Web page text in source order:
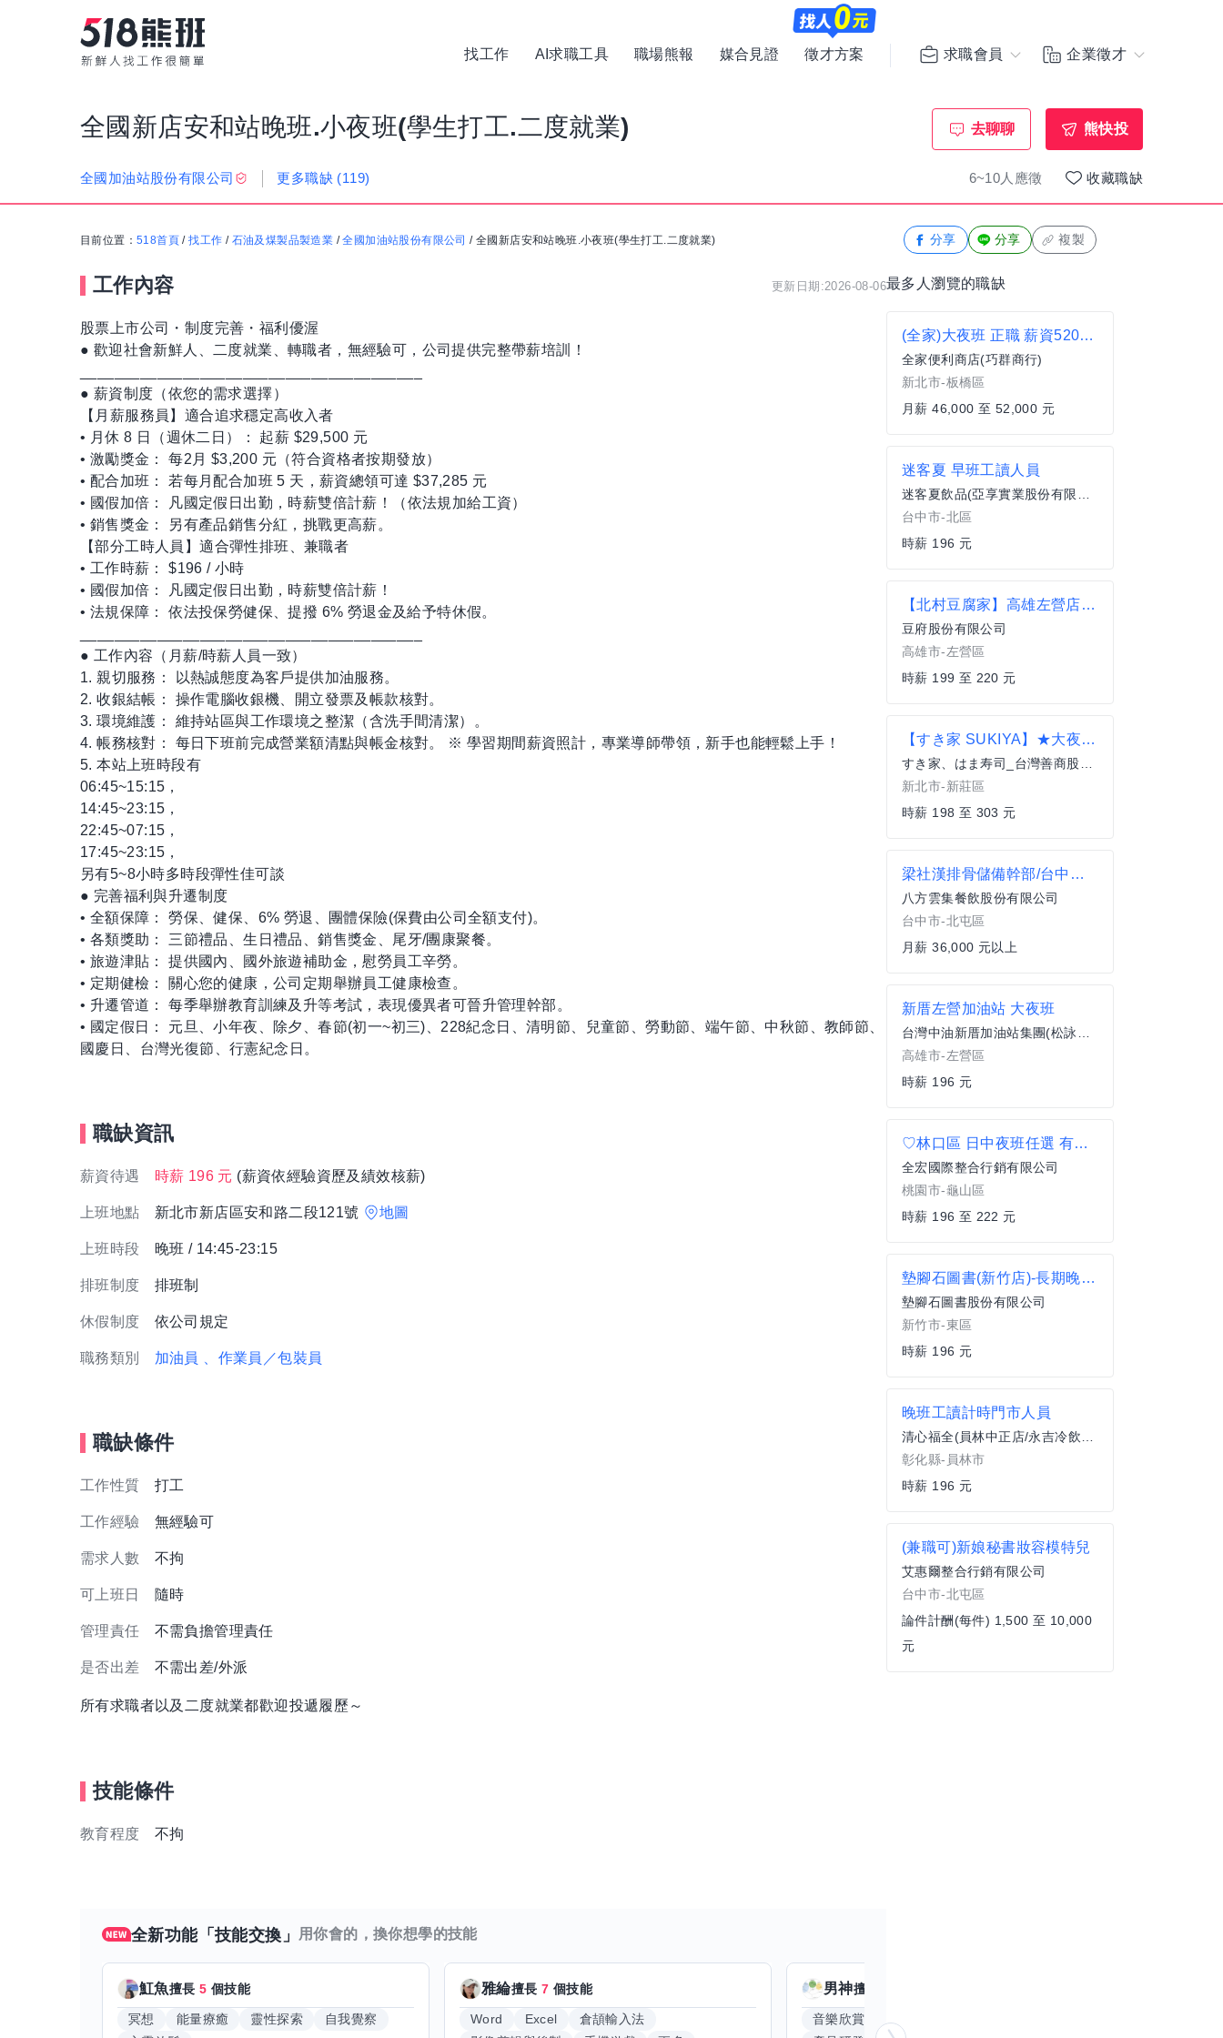
找工作 AI求職工具 職場熊報 媒合見證 徵才方案 求職會員 企業徵才
全國新店安和站晚班.小夜班(學生打工.二度就業) 去聊聊 熊快投
全國加油站股份有限公司 更多職缺 (119) 6~10人應徵 收藏職缺
目前位置： 518首頁 /找工作 / 石油及煤製品製造業 /全國加油站股份有限公司 /全國新店安和站晚班.小夜班(學生打工.二度就業)
工作內容 更新日期:2026-08-06
股票上市公司・制度完善・福利優渥
● 歡迎社會新鮮人、二度就業、轉職者，無經驗可，公司提供完整帶薪培訓！
● 薪資制度（依您的需求選擇）
【月薪服務員】適合追求穩定高收入者
• 月休 8 日（週休二日）： 起薪 $29,500 元
• 激勵獎金： 每2月 $3,200 元（符合資格者按期發放）
• 配合加班： 若每月配合加班 5 天，薪資總領可達 $37,285 元
• 國假加倍： 凡國定假日出勤，時薪雙倍計薪！（依法規加給工資）
• 銷售獎金： 另有產品銷售分紅，挑戰更高薪。
【部分工時人員】適合彈性排班、兼職者
• 工作時薪： $196 / 小時
• 國假加倍： 凡國定假日出勤，時薪雙倍計薪！
• 法規保障： 依法投保勞健保、提撥 6% 勞退金及給予特休假。
● 工作內容（月薪/時薪人員一致）
1. 親切服務： 以熱誠態度為客戶提供加油服務。
2. 收銀結帳： 操作電腦收銀機、開立發票及帳款核對。
3. 環境維護： 維持站區與工作環境之整潔（含洗手間清潔）。
4. 帳務核對： 每日下班前完成營業額清點與帳金核對。 ※ 學習期間薪資照計，專業導師帶領，新手也能輕鬆上手！
5. 本站上班時段有
06:45~15:15，
14:45~23:15，
22:45~07:15，
17:45~23:15，
另有5~8小時多時段彈性佳可談
● 完善福利與升遷制度
• 全額保障： 勞保、健保、6% 勞退、團體保險(保費由公司全額支付)。
• 各類獎助： 三節禮品、生日禮品、銷售獎金、尾牙/團康聚餐。
• 旅遊津貼： 提供國內、國外旅遊補助金，慰勞員工辛勞。
• 定期健檢： 關心您的健康，公司定期舉辦員工健康檢查。
• 升遷管道： 每季舉辦教育訓練及升等考試，表現優異者可晉升管理幹部。
• 國定假日： 元旦、小年夜、除夕、春節(初一~初三)、228紀念日、清明節、兒童節、勞動節、端午節、中秋節、教師節、
國慶日、台灣光復節、行憲紀念日。
職缺資訊
薪資待遇 時薪 196 元 (薪資依經驗資歷及績效核薪)
上班地點 新北市新店區安和路二段121號 地圖
上班時段 晚班 / 14:45-23:15
排班制度 排班制
休假制度 依公司規定
職務類別 加油員 、作業員／包裝員
職缺條件
工作性質 打工
工作經驗 無經驗可
需求人數 不拘
可上班日 隨時
管理責任 不需負擔管理責任
是否出差 不需出差/外派
所有求職者以及二度就業都歡迎投遞履歷～
技能條件
教育程度 不拘
全新功能「技能交換」 用你會的，換你想學的技能
魟魚擅長5 個技能
冥想 能量療癒 靈性探索
自我覺察
雅綸擅長7 個技能
Word Excel
倉頡輸入法
男神擅長
音樂欣賞 顧問服務
分享 分享 複製
最多人瀏覽的職缺
(全家)大夜班 正職 薪資52000元 板橋區 樹林區 新莊 便利商店 超商 非7-11 非統一 新埔捷運站 民生路
全家便利商店(巧群商行)
新北市-板橋區
月薪 46,000 至 52,000 元
迷客夏 早班工讀人員
迷客夏飲品(亞享實業股份有限公司)
台中市-北區
時薪 196 元
【北村豆腐家】高雄左營店-內場計時
豆府股份有限公司
高雄市-左營區
時薪 199 至 220 元
【すき家 SUKIYA】★大夜班時薪258元起(含全勤加津貼)★鴻金寶店
すき家、はま寿司_台灣善商股份有限公司
新北市-新莊區
時薪 198 至 303 元
梁社漢排骨儲備幹部/台中興安店
八方雲集餐飲股份有限公司
台中市-北屯區
月薪 36,000 元以上
新厝左營加油站 大夜班
台灣中油新厝加油站集團(松詠有限公司)
高雄市-左營區
時薪 196 元
♡林口區 日中夜班任選 有兼職班 包裹物流分類 週休六日
全宏國際整合行銷有限公司
桃園市-龜山區
時薪 196 至 222 元
墊腳石圖書(新竹店)-長期晚班工讀生
墊腳石圖書股份有限公司
新竹市-東區
時薪 196 元
晚班工讀計時門市人員
清心福全(員林中正店/永吉冷飲站)
彰化縣-員林市
時薪 196 元
(兼職可)新娘秘書妝容模特兒
艾惠爾整合行銷有限公司
台中市-北屯區
論件計酬(每件) 1,500 至 10,000
元